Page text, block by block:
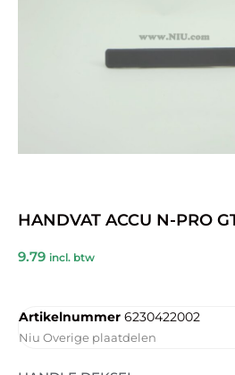
HANDVAT ACCU N-PRO
9.79 incl. btw
Artikelnummer 6230422002
Niu Overige plaatdelen